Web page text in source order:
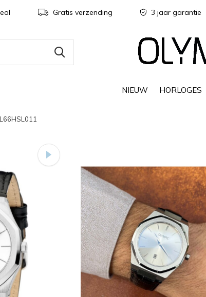
NIEUW HORLOGES
Gratis verzending 3 jaar garantie